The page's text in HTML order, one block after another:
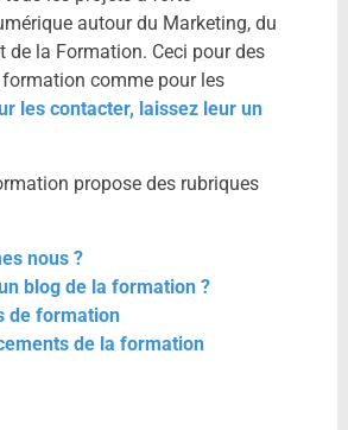
autour du Marketing, du
de la Formation. Ceci pour des
comme pour les
les contacter, laissez leur un
propose des rubriques
nous ?
blog de la formation ?
de formation
de la formation